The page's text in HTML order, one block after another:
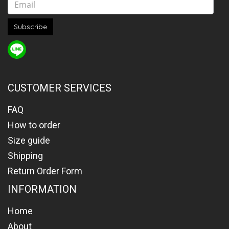
Subscribe
CUSTOMER SERVICES
FAQ
How to order
Size guide
Shipping
Return Order Form
INFORMATION
Home
About